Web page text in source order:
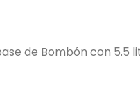
de Bombón con